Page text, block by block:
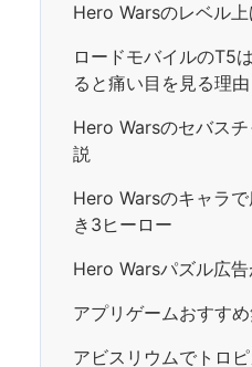
Hero Warsのレベル
ロードモバイルのT5
ると痛い目を見る理由
Hero Warsのセバス
説
Hero Warsのキャラ
き3ヒーロー
Hero Warsパズル広
アプリゲームおすす
アビスリウムでトロ